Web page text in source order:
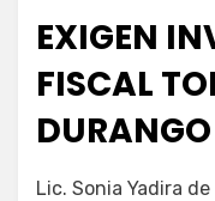
EXIGEN
FISCAL
DURANGO
por Enrique
Lic. Sonia Yadira